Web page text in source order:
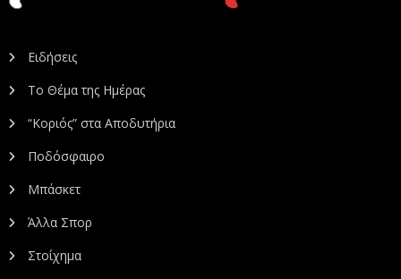
Ειδήσεις
Το Θέμα της Ημέρας
“Κοριός” στα Αποδυτήρια
Ποδόσφαιρο
Μπάσκετ
Άλλα Σπορ
Στοίχημα